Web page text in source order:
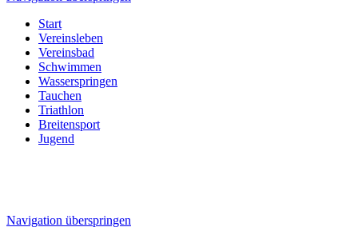
Start
Vereinsleben
Vereinsbad
Schwimmen
Wasserspringen
Tauchen
Triathlon
Breitensport
Jugend
Navigation überspringen